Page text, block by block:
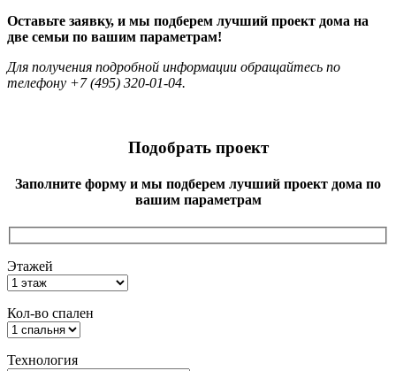
Оставьте заявку, и мы подберем лучший проект дома на
две семьи по вашим параметрам!
Для получения подробной информации обращайтесь по
телефону +7 (495) 320-01-04.
Подобрать проект
Заполните форму и мы подберем лучший проект дома по
вашим параметрам
Этажей
Кол-во спален
Технология